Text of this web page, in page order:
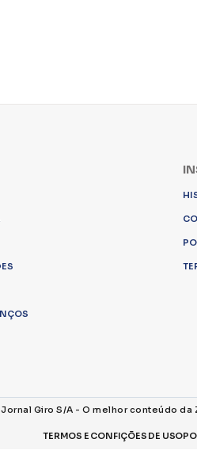
Giro S/A - O melhor conteúdo
TERMOS E CONFIÇÕES DE USO